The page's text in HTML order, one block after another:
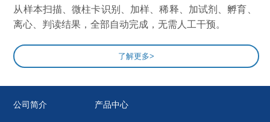
从样本扫描、微柱卡识别、加样、稀释、加试剂、孵育、
离心、判读结果，全部自动完成，无需人工干预。
了解更多>
公司简介 产品中心